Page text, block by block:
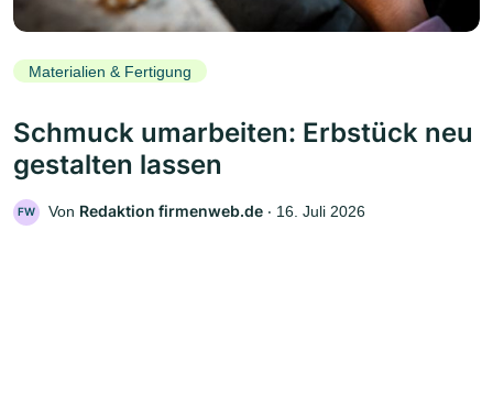
Materialien & Fertigung
Schmuck umarbeiten: Erbstück neu
gestalten lassen
FW Von Redaktion firmenweb.de ‧ 16. Juli 2026